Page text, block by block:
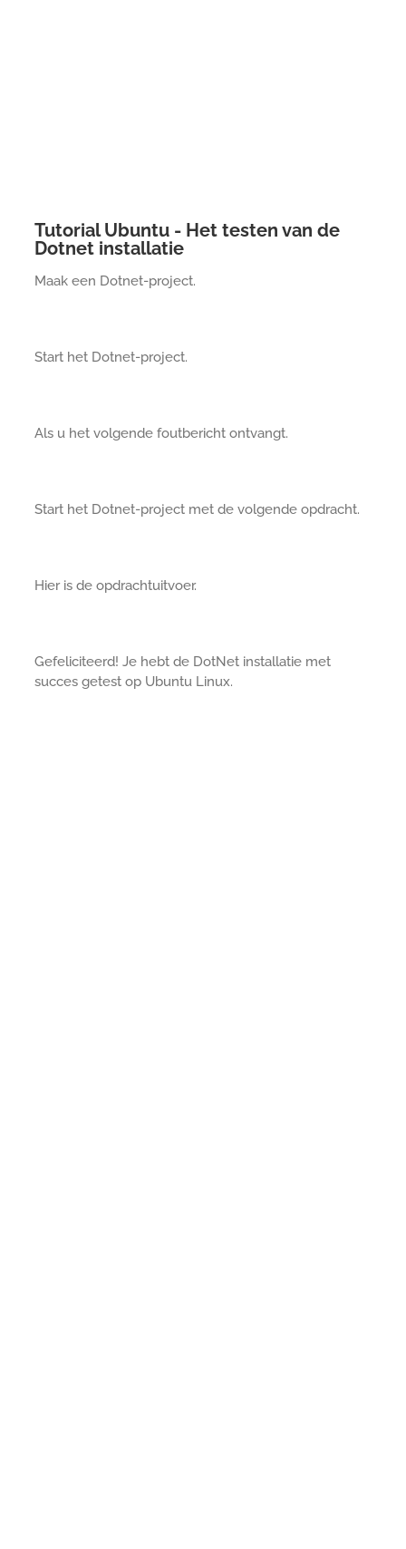
Tutorial Ubuntu - Het testen van de
Dotnet installatie
Maak een Dotnet-project.
Start het Dotnet-project.
Als u het volgende foutbericht ontvangt.
Start het Dotnet-project met de volgende opdracht.
Hier is de opdrachtuitvoer.
Gefeliciteerd! Je hebt de DotNet installatie met
succes getest op Ubuntu Linux.